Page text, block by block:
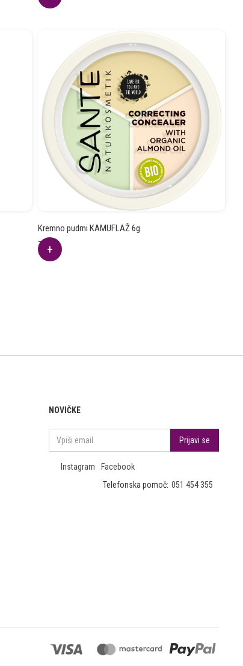
Kremno pudrni KAMUFLAŽ 6g
7.09
€
NOVIČKE
Instagram
Facebook
Telefonska pomoč: 051 454 355